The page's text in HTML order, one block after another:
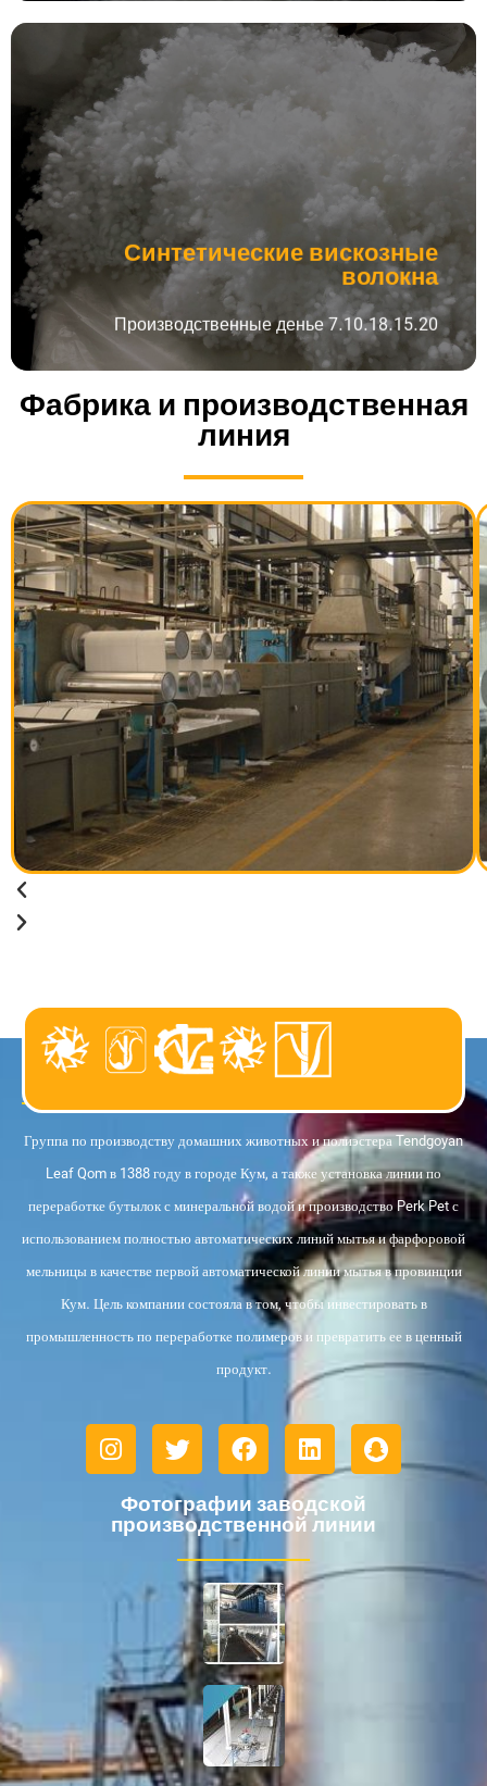
Синтетические вискозные
волокна
Производственные денье 7.10.18.15.20
Синтетические вискозные
Длина разрезов: 64, 75 и заказ клиента
Посмотреть продукт
Фабрика и производственная
линия
گروه صنعتی تندگویان لیف قم
о нас
Группа по производству домашних животных и полиэстера Tendgoyan
Leaf Qom в 1388 году в городе Кум, а также установка линии по
переработке бутылок с минеральной водой и производство Perk Pet с
использованием полностью автоматических линий мытья и фарфоровой
мельницы в качестве первой автоматической линии мытья в провинции
Кум. Цель компании состояла в том, чтобы инвестировать в
промышленность по переработке полимеров и превратить ее в ценный
продукт.
Фотографии заводской
производственной линии